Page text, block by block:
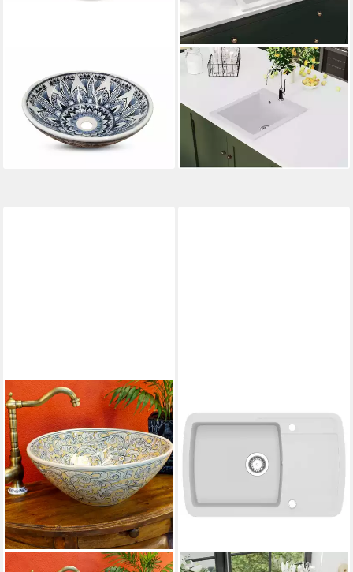
Aufsatzwaschbecken Keramik
Waschbecken SUKHUMVIT
VI, handbemalt
399,99 €
lieferbar - in 3-4 Werktagen bei dir
VIDAXL
Granitspüle Granitspüle
Einzelbecken Weiß, 50/42.5
cm
ab 157,99 €
lieferbar - in 4-5 Werktagen bei dir